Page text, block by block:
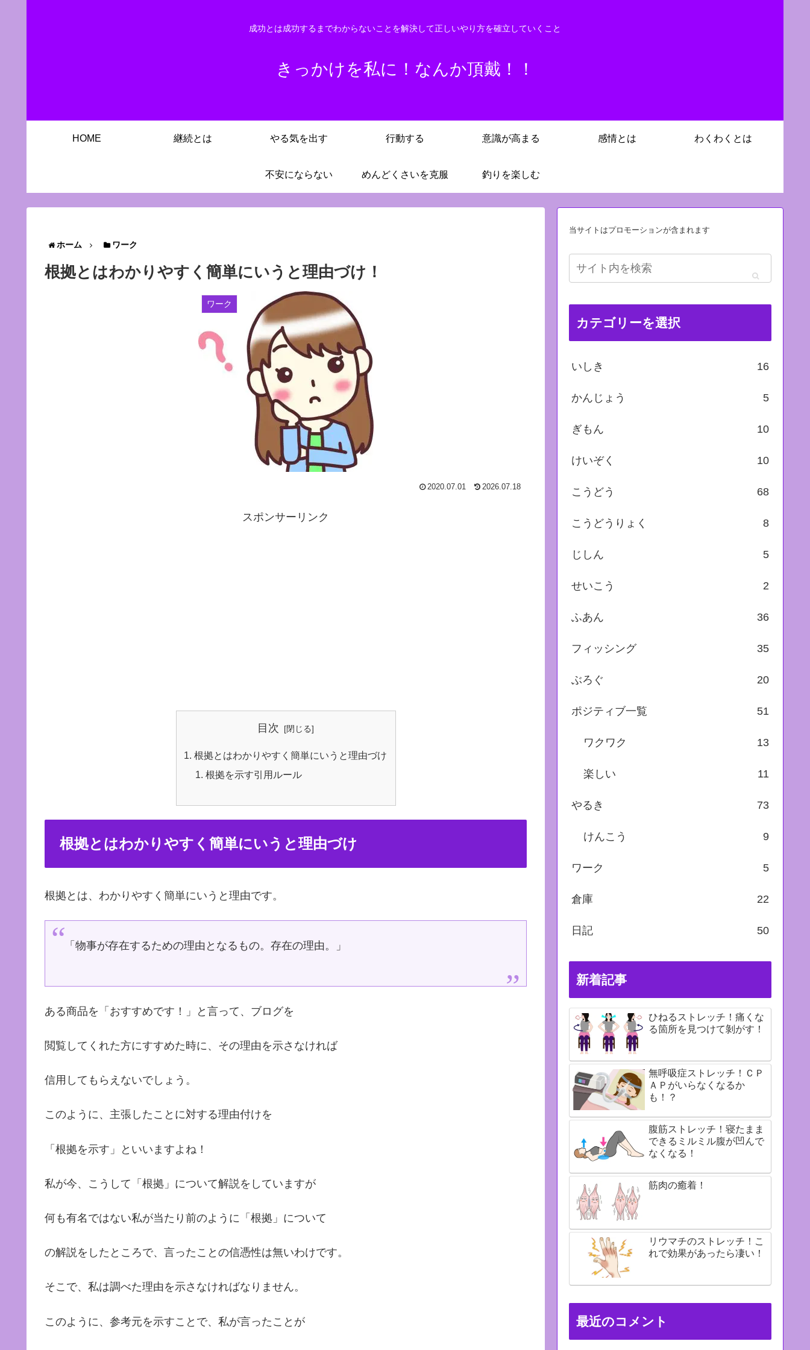
成功とは成功するまでわからないことを解決して正しいやり方を確立していくこと
きっかけを私に！なんか頂戴！！
HOME 継続とは やる気を出す 行動する 意識が高まる 感情とは わくわくとは
不安にならない めんどくさいを克服 釣りを楽しむ
ホーム ワーク
根拠とはわかりやすく簡単にいうと理由づけ！
ワーク
2020.07.01 2026.07.18
スポンサーリンク
目次
根拠とはわかりやすく簡単にいうと理由づけ
根拠を示す引用ルール
根拠とはわかりやすく簡単にいうと理由づけ
根拠とは、わかりやすく簡単にいうと理由です。
「物事が存在するための理由となるもの。存在の理由。」
ある商品を「おすすめです！」と言って、ブログを
閲覧してくれた方にすすめた時に、その理由を示さなければ
信用してもらえないでしょう。
このように、主張したことに対する理由付けを
「根拠を示す」といいますよね！
私が今、こうして「根拠」について解説をしていますが
何も有名ではない私が当たり前のように「根拠」について
の解説をしたところで、言ったことの信憑性は無いわけです。
そこで、私は調べた理由を示さなければなりません。
このように、参考元を示すことで、私が言ったことが
当サイトはプロモーションが含まれます
カテゴリーを選択
いしき 16
かんじょう 5
ぎもん 10
けいぞく 10
こうどう 68
こうどうりょく 8
じしん 5
せいこう 2
ふあん 36
フィッシング 35
ぶろぐ 20
ポジティブ一覧 51
ワクワク 13
楽しい 11
やるき 73
けんこう 9
ワーク 5
倉庫 22
日記 50
新着記事
ひねるストレッチ！痛くな
る箇所を見つけて剝がす！
無呼吸症ストレッチ！ＣＰ
ＡＰがいらなくなるか
も！？
腹筋ストレッチ！寝たまま
できるミルミル腹が凹んで
なくなる！
筋肉の癒着！
リウマチのストレッチ！こ
れで効果があったら凄い！
最近のコメント